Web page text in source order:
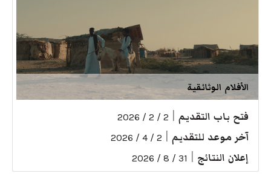
الأفلام الوثائقية
فتح باب التقديم 2 / 2 / 2026
آخر موعد للتقديم 2 / 4 / 2026
إعلان النتائج 31 / 8 / 2026